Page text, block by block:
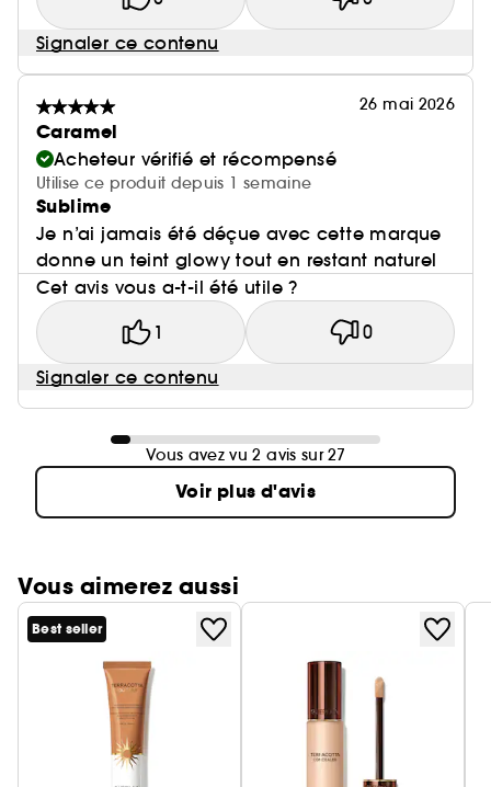
Signaler ce contenu
26 mai 2026
Caramel
Acheteur vérifié et récompensé
Utilise ce produit depuis 1 semaine
Sublime
Je n’ai jamais été déçue avec cette marque
donne un teint glowy tout en restant naturel
Cet avis vous a-t-il été utile ?
1 0
Signaler ce contenu
Vous avez vu 2 avis sur 27
Voir plus d'avis
Vous aimerez aussi
Best seller